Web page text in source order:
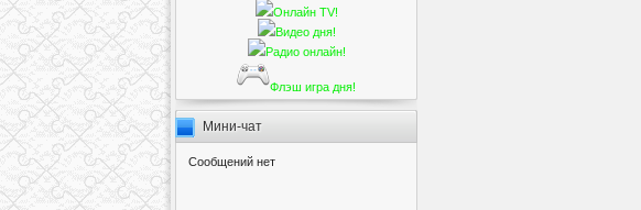
Онлайн TV!
Видео дня!
Радио онлайн!
Флэш игра дня!
Мини-чат